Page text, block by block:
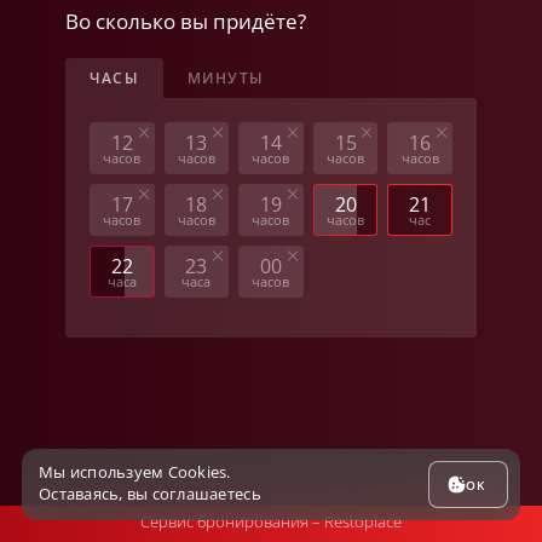
Москва
Цветной бульвар 21с7
Мясницкая 11
Сервис бронирования –Restoplace
Во сколько вы придёте?
ЧАСЫ МИНУТЫ
12
часов
13
часов
14
часов
15
часов
16
часов
17
часов
18
часов
19
часов
20
часов
21
час
22
часа
23
часа
00
часов
Мы используем Cookies.
Оставаясь, вы соглашаетесь
OK